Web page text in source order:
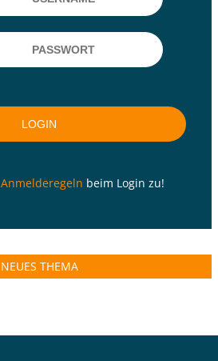
Anmelderegeln beim Login zu!
NEUES THEMA